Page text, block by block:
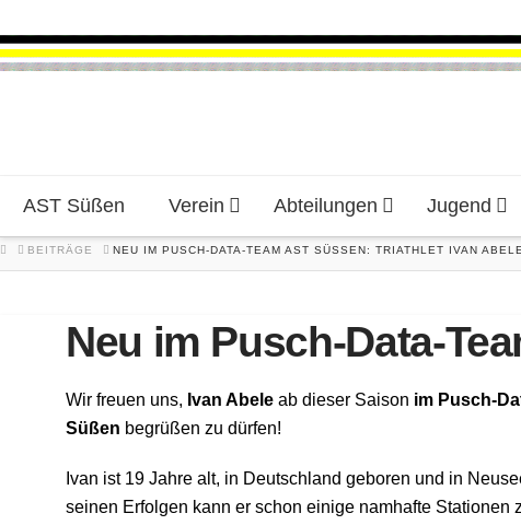
AST Süßen Verein Abteilungen Jugend
HOMEBEITRÄGE NEU IM PUSCH-DATA-TEAM AST SÜSSEN: TRIATHLET IVAN ABELE
Neu im Pusch-Data-
Wir freuen uns, Ivan Abele ab dieser Saison im Pusch-
Süßen begrüßen zu dürfen!
Ivan ist 19 Jahre alt, in Deutschland geboren und in
seinen Erfolgen kann er schon einige namhafte Stationen